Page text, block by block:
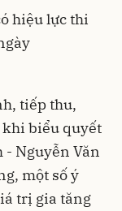
hiệu lực thi
tiếp thu,
biểu quyết
- Nguyễn Văn
một số ý
trị gia tăng